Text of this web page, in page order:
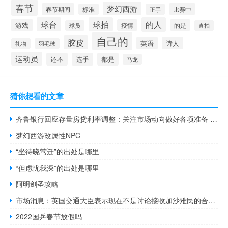
春节 春节期间 标准 梦幻西游 正手 比赛中
游戏 球台 球员 球拍 疫情 的人 的是 直拍
礼物 羽毛球 胶皮 自己的 英语 诗人
运动员 还不 选手 都是 马龙
猜你想看的文章
齐鲁银行回应存量房贷利率调整：关注市场动向做好各项准备 有序推动后续相关工作
梦幻西游改属性NPC
“坐待晓莺迁”的出处是哪里
“但虑忧我深”的出处是哪里
阿明剑圣攻略
市场消息：英国交通大臣表示现在不是讨论接收加沙难民的合适时机他认为最重要的是支持该地区的人民这就是为什么英国一直在敦促以色列政府和埃及政府确保援助能够进入加沙
2022国乒春节放假吗